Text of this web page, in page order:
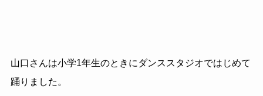
山口さんは小学1年生のときにダンススタジオではじめて
踊りました。